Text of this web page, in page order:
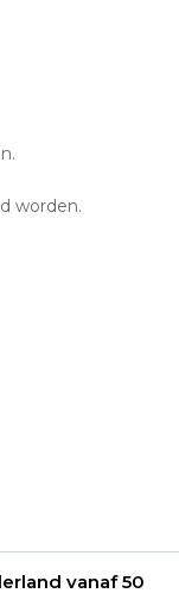
worden.
vanaf 50